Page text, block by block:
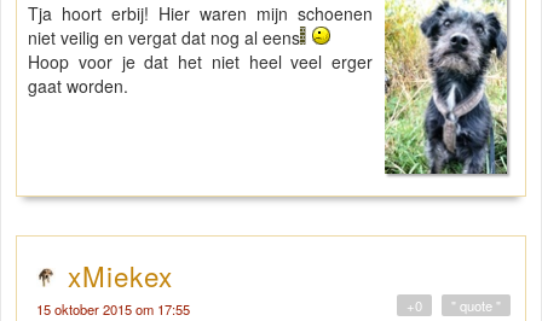
Tja hoort erbij! Hier waren mijn schoenen
niet veilig en vergat dat nog al eens
Hoop voor je dat het niet heel veel erger
gaat worden.
xMiekex
15 oktober 2015 om 17:55 " quote "
+0